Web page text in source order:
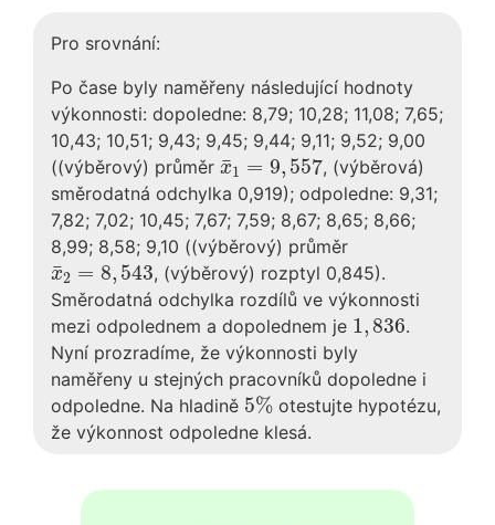
Pro srovnání:
Po čase byly naměřeny následující hodnoty
výkonnosti: dopoledne: 8,79; 10,28; 11,08; 7,65;
10,43; 10,51; 9,43; 9,45; 9,44; 9,11; 9,52; 9,00
((výběrový) průměr ¯
x1 = 9, 557
x¯ 1 =9, 557, (výběrová)
směrodatná odchylka 0,919); odpoledne: 9,31;
7,82; 7,02; 10,45; 7,67; 7,59; 8,67; 8,65; 8,66;
8,99; 8,58; 9,10 ((výběrový) průměr
¯
x2 = 8, 543
x¯ = 8 543, (výběrový) rozptyl 0,845).
Směrodatná odchylka rozdílů ve výkonnosti
mezi odpolednem a dopolednem je 1, 836
1 836.
Nyní prozradíme, že výkonnosti byly
naměřeny u stejných pracovníků dopoledne i
odpoledne. Na hladině 5%
5%otestujte hypotézu,
že výkonnost odpoledne klesá.